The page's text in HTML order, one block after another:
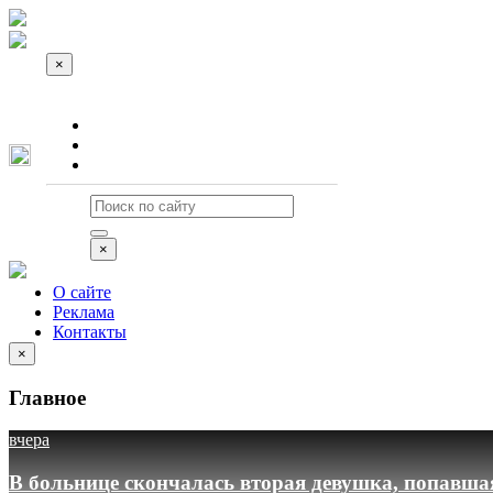
×
×
О сайте
Реклама
Контакты
×
Главное
вчера
В больнице скончалась вторая девушка,